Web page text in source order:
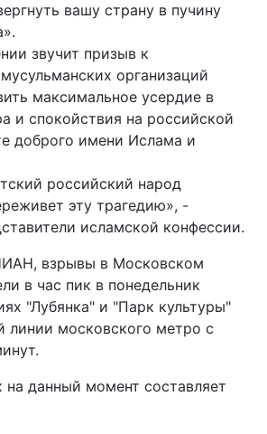
вашу страну в пучину
звучит призыв к
организаций
максимальное усердие в
и спокойствия на российской
доброго имени Ислама и
российский народ
эту трагедию», -
исламской конфессии.
взрывы в Московском
в час пик в понедельник
"Лубянка" и "Парк культуры"
линии московского метро с
на данный момент составляет